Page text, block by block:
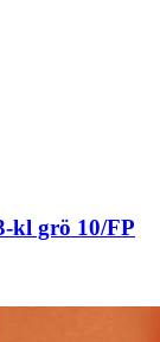
kl grö 10/FP